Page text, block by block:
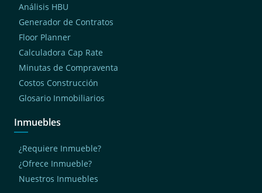
Análisis HBU
Generador de Contratos
Floor Planner
Calculadora Cap Rate
Minutas de Compraventa
Costos Construcción
Glosario Inmobiliarios
Inmuebles
¿Requiere Inmueble?
¿Ofrece Inmueble?
Nuestros Inmuebles